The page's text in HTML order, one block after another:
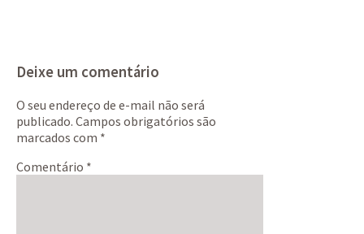
Deixe um comentário
O seu endereço de e-mail não será
publicado. Campos obrigatórios são
marcados com *
Comentário *